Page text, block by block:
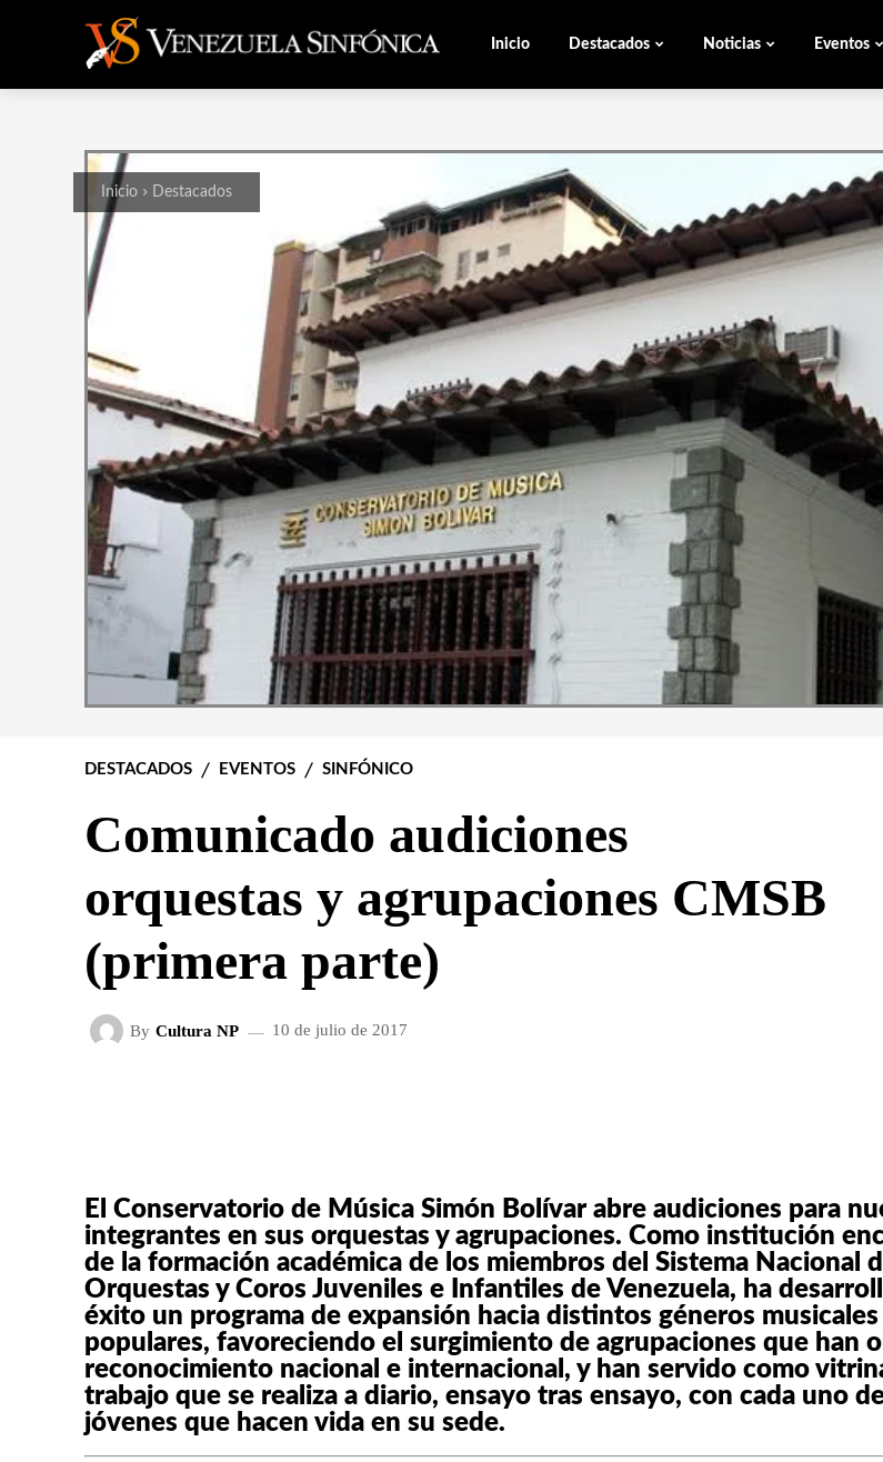
Inicio Destacados Noticias Eventos
Inicio Destacados
DESTACADOS EVENTOS SINFÓNICO
Comunicado audiciones
orquestas y agrupaciones CMSB
(primera parte)
By Cultura NP 10 de julio de 2017
El Conservatorio de Música Simón Bolívar abre audiciones para
integrantes en sus orquestas y agrupaciones. Como institución
de la formación académica de los miembros del Sistema Nacional
Orquestas y Coros Juveniles e Infantiles de Venezuela, ha
éxito un programa de expansión hacia distintos géneros musicales
populares, favoreciendo el surgimiento de agrupaciones que han
reconocimiento nacional e internacional, y han servido como
trabajo que se realiza a diario, ensayo tras ensayo, con cada uno
jóvenes que hacen vida en su sede.